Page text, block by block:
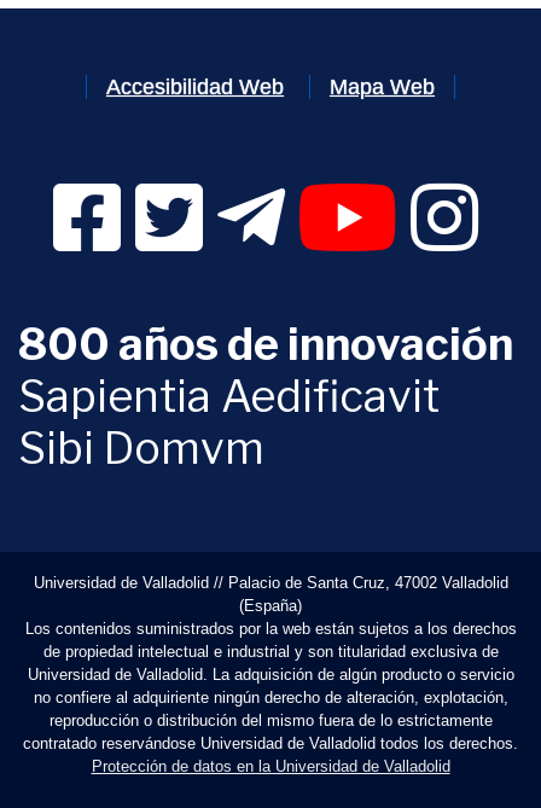
Accesibilidad Web Mapa Web
Facebook Digital UVa (se abrirá en una nueva
Twitter Digital UVa (se abrirá en una
Telegram Digital UVa (se
YouTube Digital
800 años de innovación
Sapientia Aedificavit
Sibi Domvm
Universidad de Valladolid // Palacio de Santa Cruz, 47002 Valladolid
(España)
Los contenidos suministrados por la web están sujetos a los derechos
de propiedad intelectual e industrial y son titularidad exclusiva de
Universidad de Valladolid. La adquisición de algún producto o servicio
no confiere al adquiriente ningún derecho de alteración, explotación,
reproducción o distribución del mismo fuera de lo estrictamente
contratado reservándose Universidad de Valladolid todos los derechos.
Protección de datos en la Universidad de Valladolid